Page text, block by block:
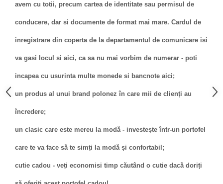
avem cu totii, precum cartea de identitate sau permisul de
conducere, dar si documente de format mai mare. Cardul de
inregistrare din coperta de la departamentul de comunicare isi
va gasi locul si aici, ca sa nu mai vorbim de numerar - poti
incapea cu usurinta multe monede si bancnote aici;
un produs al unui brand polonez în care mii de clienți au
încredere;
un clasic care este mereu la modă - investește într-un portofel
care te va face să te simți la modă și confortabil;
cutie cadou - veți economisi timp căutând o cutie dacă doriți